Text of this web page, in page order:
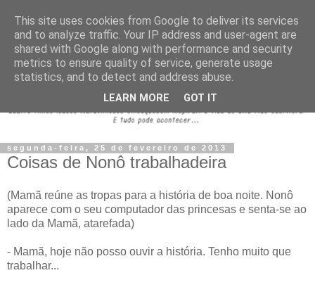
segunda-feira, 25 de fevereiro de 2013
Coisas de Nonô trabalhadeira
(Mamã reúne as tropas para a história de boa noite. Nonô
aparece com o seu computador das princesas e senta-se ao
lado da Mamã, atarefada)
- Mamã, hoje não posso ouvir a história. Tenho muito que
trabalhar...
This site uses cookies from Google to deliver its services
and to analyze traffic. Your IP address and user-agent are
shared with Google along with performance and security
metrics to ensure quality of service, generate usage
statistics, and to detect and address abuse.
LEARN MORE GOT IT